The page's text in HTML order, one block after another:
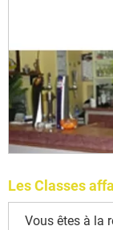
Les Classes
Vous êtes à la